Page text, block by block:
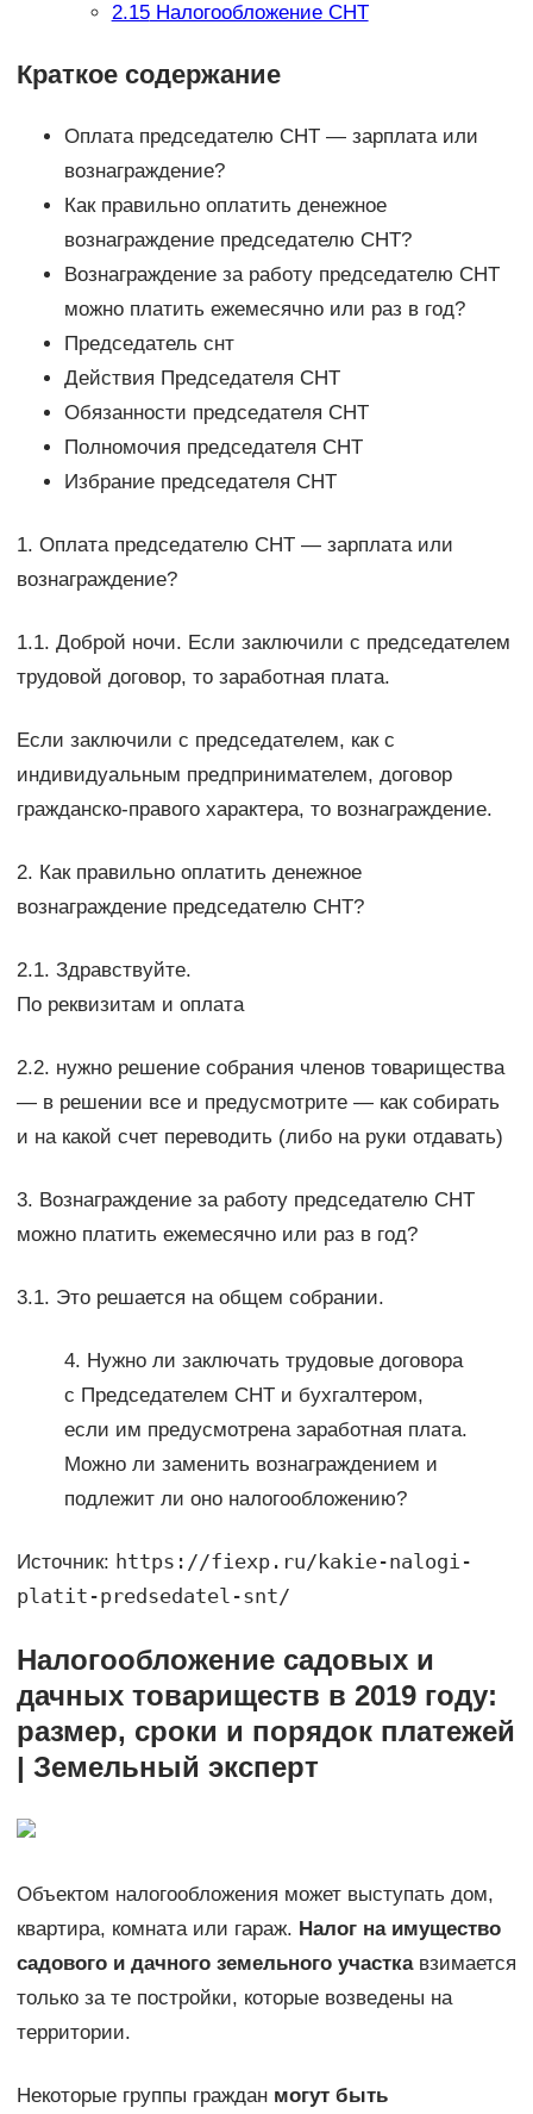
2.15Налогообложение СНТ
Краткое содержание
Оплата председателю СНТ — зарплата или
вознаграждение?
Как правильно оплатить денежное
вознаграждение председателю СНТ?
Вознаграждение за работу председателю СНТ
можно платить ежемесячно или раз в год?
Председатель снт
Действия Председателя СНТ
Обязанности председателя СНТ
Полномочия председателя СНТ
Избрание председателя СНТ
1. Оплата председателю СНТ — зарплата или
вознаграждение?
1.1. Доброй ночи. Если заключили с председателем
трудовой договор, то заработная плата.
Если заключили с председателем, как с
индивидуальным предпринимателем, договор
гражданско-правого характера, то вознаграждение.
2. Как правильно оплатить денежное
вознаграждение председателю СНТ?
2.1. Здравствуйте.
По реквизитам и оплата
2.2. нужно решение собрания членов товарищества
— в решении все и предусмотрите — как собирать
и на какой счет переводить (либо на руки отдавать)
3. Вознаграждение за работу председателю СНТ
можно платить ежемесячно или раз в год?
3.1. Это решается на общем собрании.
4. Нужно ли заключать трудовые договора
с Председателем СНТ и бухгалтером,
если им предусмотрена заработная плата.
Можно ли заменить вознаграждением и
подлежит ли оно налогообложению?
Источник: https://fiexp.ru/kakie-nalogi-
platit-predsedatel-snt/
Налогообложение садовых и
дачных товариществ в 2019 году:
размер, сроки и порядок платежей
| Земельный эксперт
Объектом налогообложения может выступать дом,
квартира, комната или гараж. Налог на имущество
садового и дачного земельного участкавзимается
только за те постройки, которые возведены на
территории.
Некоторые группы граждан могут быть